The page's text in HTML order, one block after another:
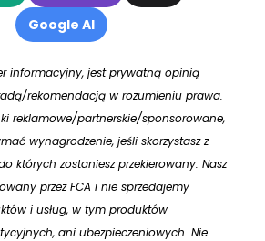
Google AI
informacyjny, jest prywatną opinią
rekomendacją w rozumieniu prawa.
reklamowe/partnerskie/sponsorowane,
wynagrodzenie, jeśli skorzystasz z
których zostaniesz przekierowany. Nasz
przez FCA i nie sprzedajemy
i usług, w tym produktów
ani ubezpieczeniowych. Nie